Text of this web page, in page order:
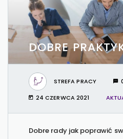
DOBRE
STREFA PRACY
24 CZERWCA 2021
Dobre rady jak poprawić